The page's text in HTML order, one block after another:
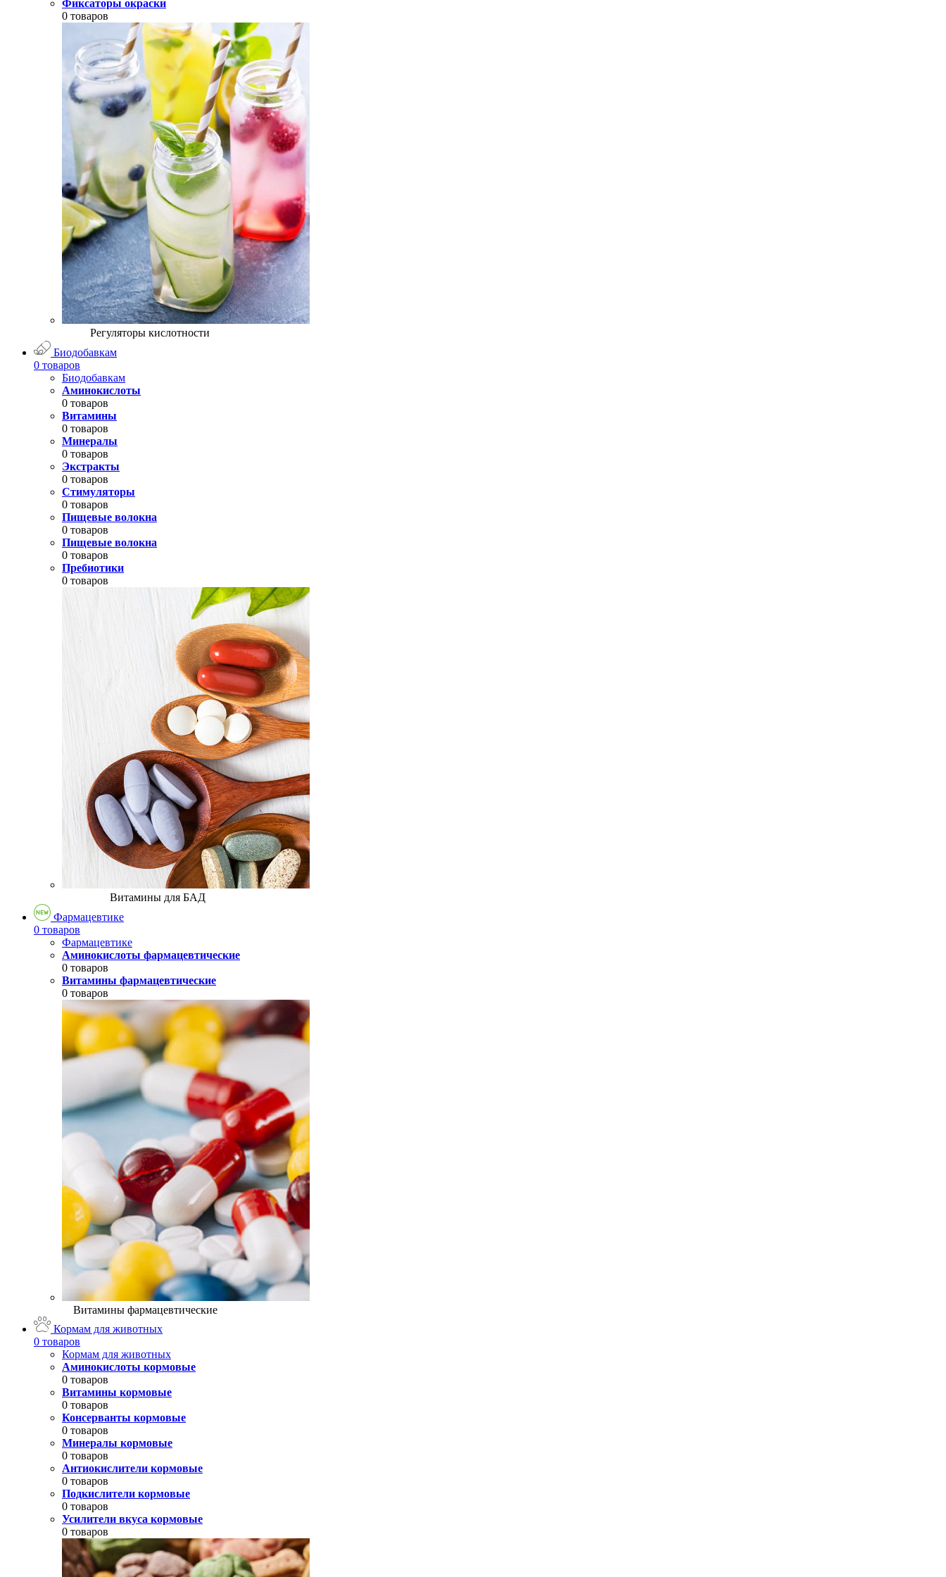
Фиксаторы окраски
0 товаров
Регуляторы кислотности
Биодобавкам
0 товаров
Биодобавкам
Аминокислоты
0 товаров
Витамины
0 товаров
Минералы
0 товаров
Экстракты
0 товаров
Стимуляторы
0 товаров
Пищевые волокна
0 товаров
Пищевые волокна
0 товаров
Пребиотики
0 товаров
Витамины для БАД
Фармацевтике
0 товаров
Фармацевтике
Аминокислоты фармацевтические
0 товаров
Витамины фармацевтические
0 товаров
Витамины фармацевтические
Кормам для животных
0 товаров
Кормам для животных
Аминокислоты кормовые
0 товаров
Витамины кормовые
0 товаров
Консерванты кормовые
0 товаров
Минералы кормовые
0 товаров
Антиокислители кормовые
0 товаров
Подкислители кормовые
0 товаров
Усилители вкуса кормовые
0 товаров